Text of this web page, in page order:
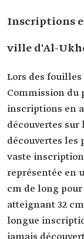
Inscriptions
ville d'Al-
Lors des
Commission du
inscriptions en
découvertes sur
découvertes les
vaste
représentée en
cm de long
atteignant 32
longue